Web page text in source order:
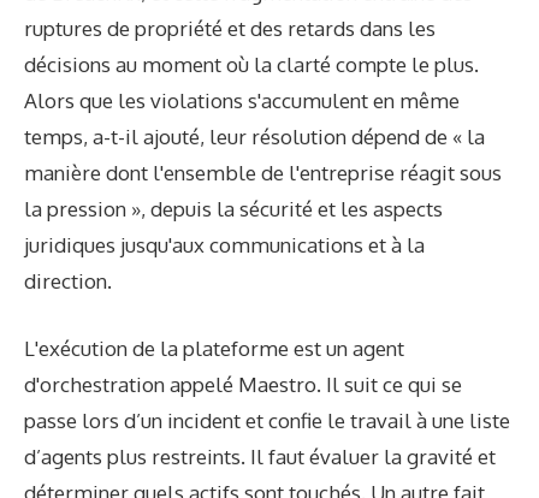
ruptures de propriété et des retards dans les
décisions au moment où la clarté compte le plus.
Alors que les violations s'accumulent en même
temps, a-t-il ajouté, leur résolution dépend de « la
manière dont l'ensemble de l'entreprise réagit sous
la pression », depuis la sécurité et les aspects
juridiques jusqu'aux communications et à la
direction.
L'exécution de la plateforme est un agent
d'orchestration appelé Maestro. Il suit ce qui se
passe lors d’un incident et confie le travail à une liste
d’agents plus restreints. Il faut évaluer la gravité et
déterminer quels actifs sont touchés. Un autre fait